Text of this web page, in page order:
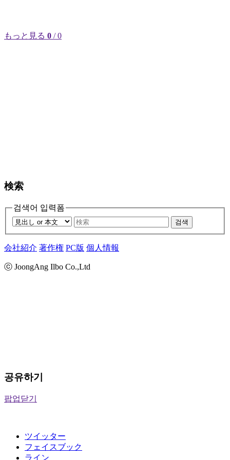
もっと見る 0 / 0
検索
검색어 입력폼
검색
会社紹介 著作権 PC版 個人情報
ⓒ JoongAng Ilbo Co.,Ltd
공유하기
팝업닫기
ツイッター
フェイスブック
ライン